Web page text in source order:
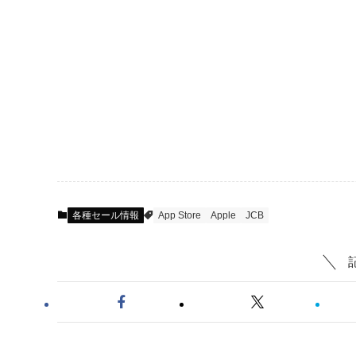
各種セール情報 App Store Apple JCB